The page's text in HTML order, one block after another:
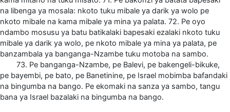
na libenga ya mosala: nkoto tuku mibale ya darik ya wolo pe
nkoto mibale na kama mibale ya mina ya palata. 72. Pe oyo
ndambo mosusu ya batu batikalaki bapesaki ezalaki nkoto tuku
mibale ya darik ya wolo, pe nkoto mibale ya mina ya palata, pe
banzambala ya banganga-Nzambe tuku motoba na sambo.
73. Pe banganga-Nzambe, pe Balevi, pe bakengeli-bikuke,
pe bayembi, pe bato, pe Banetinine, pe Israel mobimba bafandaki
na bingumba na bango. Pe ekomaki na sanza ya sambo, tangu
bana ya Israel bazalaki na bingumba na bango.